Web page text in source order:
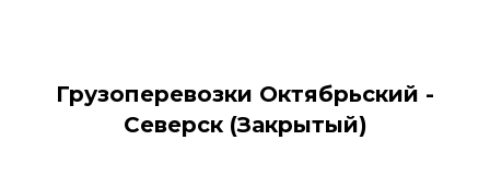
Грузоперевозки Октябрьский -
Северск (Закрытый)